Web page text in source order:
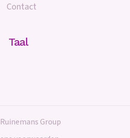
Contact
Taal
Group